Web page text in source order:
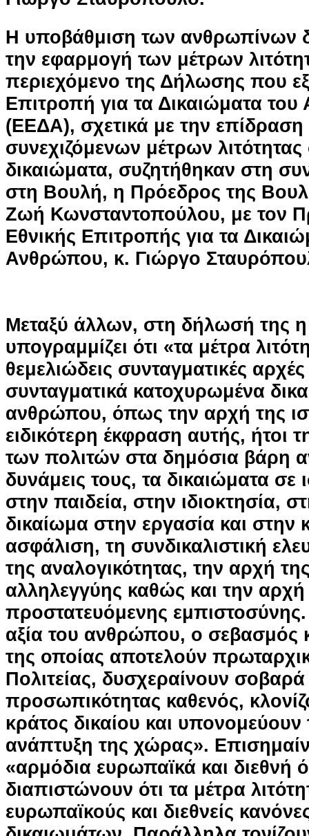
Η υποβάθμιση των ανθρωπίνων
την εφαρμογή των μέτρων
περιεχόμενο της Δήλωσης που
Επιτροπή για τα Δικαιώματα
(ΕΕΔΑ), σχετικά με την
συνεχιζόμενων μέτρων
δικαιώματα, συζητήθηκαν στη
στη Βουλή, η Πρόεδρος της
Ζωή Κωνσταντοπούλου, με τον
Εθνικής Επιτροπής για τα
Ανθρώπου, κ. Γιώργο
Μεταξύ άλλων, στη δήλωσή της
υπογραμμίζει ότι «τα μέτρα
θεμελιώδεις συνταγματικές
συνταγματικά κατοχυρωμένα
ανθρώπου, όπως την αρχή της
ειδικότερη έκφραση αυτής, ήτοι
των πολιτών στα δημόσια βάρη
δυνάμεις τους, τα δικαιώματα
στην παιδεία, στην ιδιοκτησία,
δικαίωμα στην εργασία και στην
ασφάλιση, τη συνδικαλιστική
της αναλογικότητας, την αρχή
αλληλεγγύης καθώς και την αρχή
προστατευόμενης
αξία του ανθρώπου, ο σεβασμός
της οποίας αποτελούν
Πολιτείας, δυσχεραίνουν
προσωπικότητας καθενός,
κράτος δικαίου και υπονομεύουν
ανάπτυξη της χώρας».
«αρμόδια ευρωπαϊκά και διεθνή
διαπιστώνουν ότι τα μέτρα
ευρωπαϊκούς και διεθνείς